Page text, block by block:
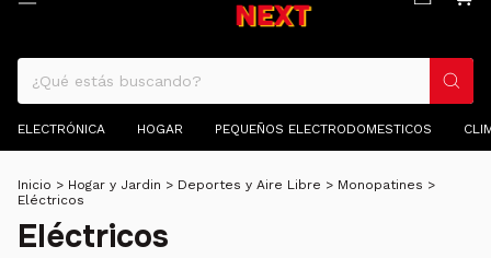
ELECTRÓNICA HOGAR PEQUEÑOS ELECTRODOMESTICOS
Inicio > Hogar y Jardin > Deportes y Aire Libre > Monopatines >
Eléctricos
Eléctricos